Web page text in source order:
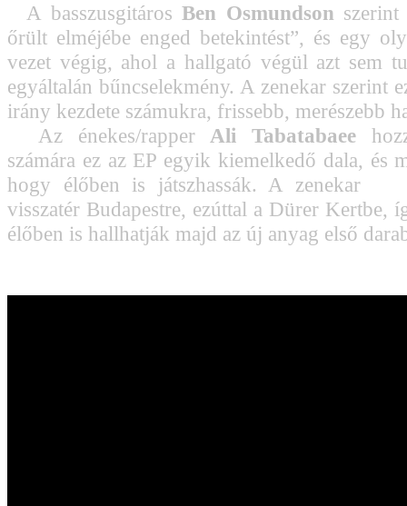
A basszusgitárosBen Osmundson
őrült elméjébe enged betekintést”, és egy
vezet végig, ahol a hallgató végül azt sem
egyáltalán bűncselekmény. A zenekar szerint
irány kezdete számukra, frissebb, merészebb
Az énekes/rapper Ali Tabatabaee
számára ez az EP egyik kiemelkedő dala, és
hogy élőben is játszhassák. A zenekar
visszatér Budapestre, ezúttal a Dürer Kertbe,
élőben is hallhatják majd az új anyag első